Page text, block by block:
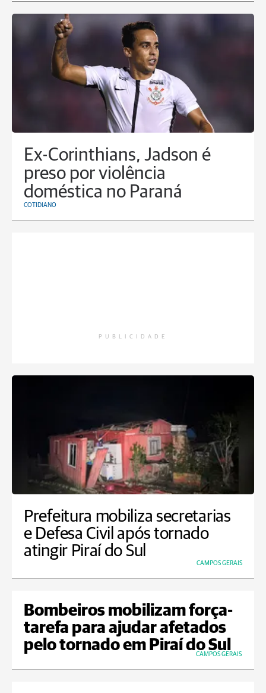
Ex-Corinthians, Jadson é
preso por violência
doméstica no Paraná
COTIDIANO
PUBLICIDADE
Prefeitura mobiliza secretarias
e Defesa Civil após tornado
atingir Piraí do Sul
CAMPOS GERAIS
Bombeiros mobilizam força-
tarefa para ajudar afetados
pelo tornado em Piraí do Sul
CAMPOS GERAIS